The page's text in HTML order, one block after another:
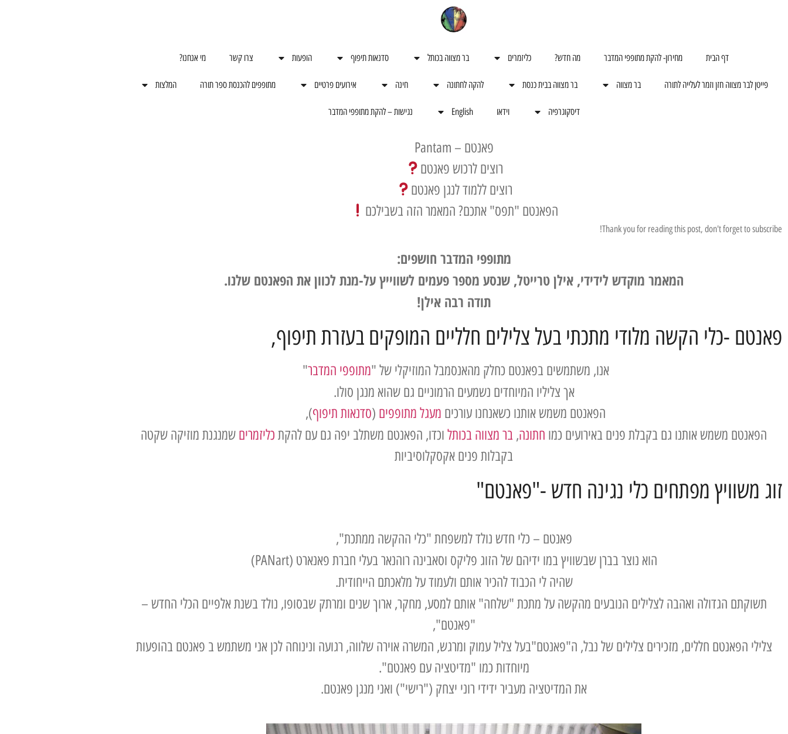
דף הבית מחירון- להקת מתופפי המדבר מה חדש? כליזמרים בר מצווה בכותל סדנאות תיפוף הופעות צרו קשר מי אנחנו?
פייטן לבר מצווה חזן וזמר לעלייה לתורה בר מצווה בר מצווה בבית כנסת להקה לחתונה חינה אירועים פרטיים מתופפים להכנסת ספר תורה המלצות
דיסקוגרפיה וידאו English נגישות – להקת מתופפי המדבר
פאנטם – Pantam
רוצים לרכוש פאנטם
רוצים ללמוד לנגן פאנטם
הפאנטם "תפס" אתכם? המאמר הזה בשבילכם
Thank you for reading this post, don't forget to subscribe!
מתופפי המדבר חושפים:
המאמר מוקדש לידידי, אילן טרייטל, שנסע מספר פעמים לשווייץ על-מנת לכוון את הפאנטם שלנו.
תודה רבה אילן!
פאנטם -כלי הקשה מלודי מתכתי בעל צלילים חלליים המופקים בעזרת תיפוף,
אנו, משתמשים בפאנטם כחלק מהאנסמבל המוזיקלי של "מתופפי המדבר"
אך צליליו המיוחדים נשמעים הרמוניים גם שהוא מנגן סולו.
הפאנטם משמש אותנו כשאנחנו עורכים מעגל מתופפים (סדנאות תיפוף),
הפאנטם משמש אותנו גם בקבלת פנים באירועים כמו חתונה, בר מצווה בכותל וכדו, הפאנטם משתלב יפה גם עם להקת כליזמרים שמנגנת מוזיקה שקטה
בקבלות פנים אקסקלוסיביות
זוג משוויץ מפתחים כלי נגינה חדש -"פאנטם"
פאנטם – כלי חדש נולד למשפחת "כלי ההקשה ממתכת",
הוא נוצר בברן שבשוויץ במו ידיהם של הזוג פליקס וסאבינה רוהנאר בעלי חברת פאנארט (PANart)
שהיה לי הכבוד להכיר אותם ולעמוד על מלאכתם הייחודית.
תשוקתם הגדולה ואהבה לצלילים הנובעים מהקשה על מתכת "שלחה" אותם למסע, מחקר, ארוך שנים ומרתק שבסופו, נולד בשנת אלפיים הכלי החדש –
"פאנטם",
צלילי הפאנטם חללים, מזכירים צלילים של נבל, ה"פאנטם"בעל צליל עמוק ומרגש, המשרה אוירה שלווה, רגועה ונינוחה לכן אני משתמש ב פאנטם בהופעות
מיוחדות כמו "מדיטציה עם פאנטם".
את המדיטציה מעביר ידידי רוני יצחק ("רישי") ואני מנגן פאנטם.